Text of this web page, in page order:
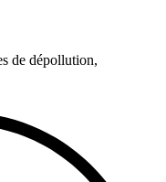
de dépollution,